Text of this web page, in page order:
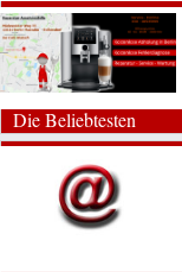
Die Beliebtesten